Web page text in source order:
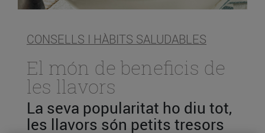
CONSELLS I HÀBITS SALUDABLES
El món de beneficis de
les llavors
La seva popularitat ho diu tot,
les llavors són petits tresors